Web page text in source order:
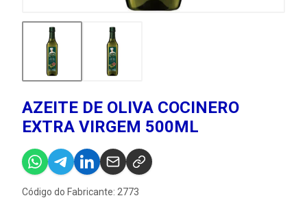
AZEITE DE OLIVA COCINERO
EXTRA VIRGEM 500ML
Código do Fabricante: 2773